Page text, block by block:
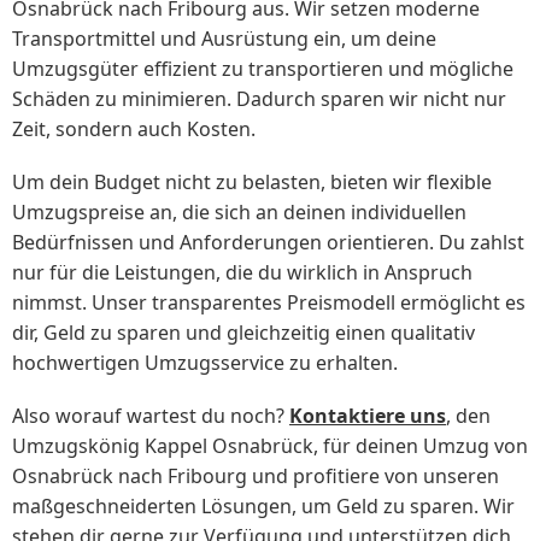
Osnabrück nach Fribourg aus. Wir setzen moderne
Transportmittel und Ausrüstung ein, um deine
Umzugsgüter effizient zu transportieren und mögliche
Schäden zu minimieren. Dadurch sparen wir nicht nur
Zeit, sondern auch Kosten.
Um dein Budget nicht zu belasten, bieten wir flexible
Umzugspreise an, die sich an deinen individuellen
Bedürfnissen und Anforderungen orientieren. Du zahlst
nur für die Leistungen, die du wirklich in Anspruch
nimmst. Unser transparentes Preismodell ermöglicht es
dir, Geld zu sparen und gleichzeitig einen qualitativ
hochwertigen Umzugsservice zu erhalten.
Also worauf wartest du noch? Kontaktiere uns, den
Umzugskönig Kappel Osnabrück, für deinen Umzug von
Osnabrück nach Fribourg und profitiere von unseren
maßgeschneiderten Lösungen, um Geld zu sparen. Wir